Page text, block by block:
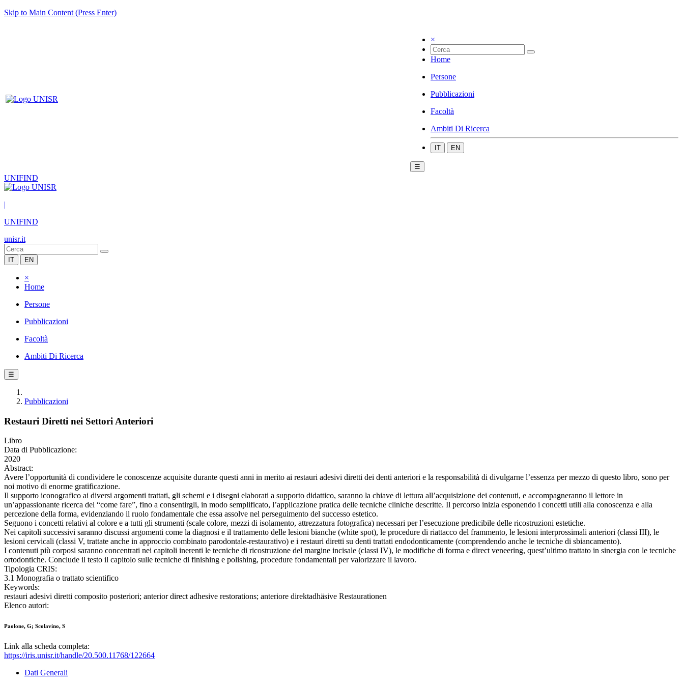
Skip to Main Content (Press Enter)
×
Home
Persone
Pubblicazioni
Facoltà
Ambiti Di Ricerca
IT EN
☰
UNIFIND
|
UNIFIND
unisr.it
IT EN
×
Home
Persone
Pubblicazioni
Facoltà
Ambiti Di Ricerca
☰
Pubblicazioni
Restauri Diretti nei Settori Anteriori
Libro
Data di Pubblicazione:
2020
Abstract:
Avere l’opportunità di condividere le conoscenze acquisite durante questi anni in merito ai restauri adesivi diretti dei denti anteriori e la responsabilità di divulgarne l’essenza per mezzo di questo libro, sono per
noi motivo di enorme gratificazione.
Il supporto iconografico ai diversi argomenti trattati, gli schemi e i disegni elaborati a supporto didattico, saranno la chiave di lettura all’acquisizione dei contenuti, e accompagneranno il lettore in
un’appassionante ricerca del “come fare”, fino a consentirgli, in modo semplificato, l’applicazione pratica delle tecniche cliniche descritte. Il percorso inizia esponendo i concetti utili alla conoscenza e alla
percezione della forma, evidenziando il ruolo fondamentale che essa assolve nel perseguimento del successo estetico.
Seguono i concetti relativi al colore e a tutti gli strumenti (scale colore, mezzi di isolamento, attrezzatura fotografica) necessari per l’esecuzione predicibile delle ricostruzioni estetiche.
Nei capitoli successivi saranno discussi argomenti come la diagnosi e il trattamento delle lesioni bianche (white spot), le procedure di riattacco del frammento, le lesioni interprossimali anteriori (classi III), le
lesioni cervicali (classi V, trattate anche in approccio combinato parodontale-restaurativo) e i restauri diretti su denti trattati endodonticamente (comprendendo anche le tecniche di sbiancamento).
I contenuti più corposi saranno concentrati nei capitoli inerenti le tecniche di ricostruzione del margine incisale (classi IV), le modifiche di forma e direct veneering, quest’ultimo trattato in sinergia con le tecniche
ortodontiche. Conclude il testo il capitolo sulle tecniche di finishing e polishing, procedure fondamentali per valorizzare il lavoro.
Tipologia CRIS:
3.1 Monografia o trattato scientifico
Keywords:
restauri adesivi diretti composito posteriori; anterior direct adhesive restorations; anteriore direktadhäsive Restaurationen
Elenco autori:
Paolone, G; Scolavino, S
Link alla scheda completa:
https://iris.unisr.it/handle/20.500.11768/122664
Dati Generali